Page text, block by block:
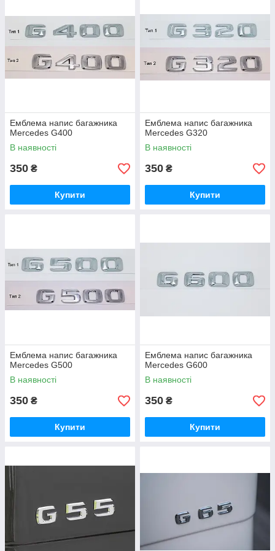
Емблема напис багажника
Mercedes G400
В наявності
350 ₴
Купити
Емблема напис багажника
Mercedes G320
В наявності
350 ₴
Купити
Емблема напис багажника
Mercedes G500
В наявності
350 ₴
Купити
Емблема напис багажника
Mercedes G600
В наявності
350 ₴
Купити